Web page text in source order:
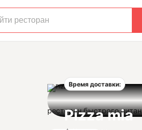
Время доставки:
Pizza mia
ресторан быстрого